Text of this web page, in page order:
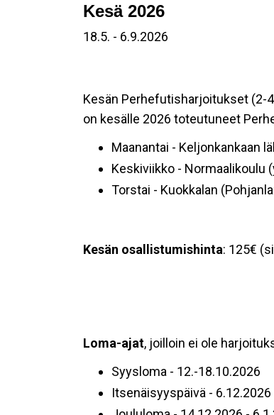
Kesä 2026
18.5. - 6.9.2026
Kesän Perhefutisharjoitukset (2-
on kesälle 2026 toteutuneet
Maanantai - Keljonkankaan
Keskiviikko - Normaalikoulu
Torstai - Kuokkalan
Kesän osallistumishinta: 125€
Loma-ajat, joilloin ei ole
Syysloma - 12.-18.10.2026
Itsenäisyyspäivä - 6.12.2026